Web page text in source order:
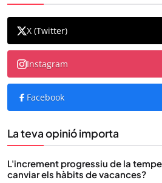
X (Twitter)
Instagram
Facebook
La teva opinió importa
L'increment progressiu de la
canviar els hàbits de vacances?